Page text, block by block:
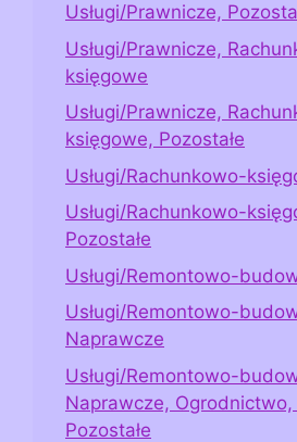
Usługi/Prawnicze,
Usługi/Prawnicze,
księgowe
Usługi/Prawnicze,
księgowe, Pozostałe
Usługi/Rachunkowo-
Usługi/Rachunkowo-
Pozostałe
Usługi/Remontowo-
Usługi/Remontowo-
Naprawcze
Usługi/Remontowo-
Naprawcze,
Pozostałe